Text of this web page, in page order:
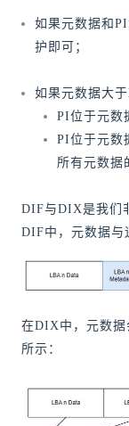
如果元数据和
护即可；
如果元数据大于
PI位于元数
PI位于元数
所有元数据
DIF与DIX是我们
DIF中，元数据与
在DIX中，元数据
所示：